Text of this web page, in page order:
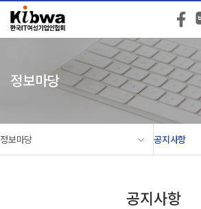
정보마당
정보마당 공지사항
공지사항